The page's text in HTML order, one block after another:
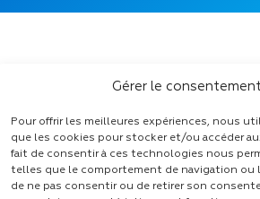
Gérer le
Pour offrir les meilleures expériences, nous
que les cookies pour stocker et/ou accéder
fait de consentir à ces technologies nous
telles que le comportement de navigation ou
de ne pas consentir ou de retirer son